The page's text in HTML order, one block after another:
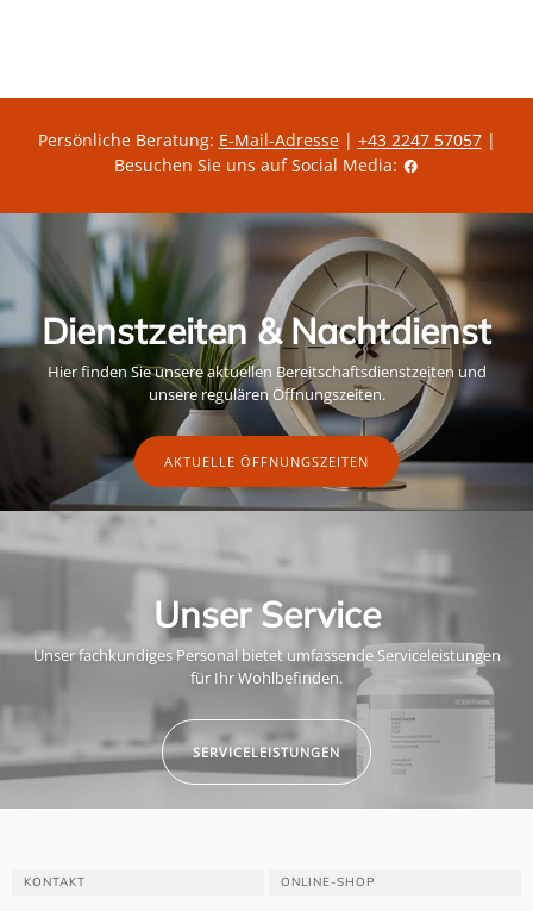
Persönliche Beratung: E-Mail-Adresse| +43 2247 57057|
Besuchen Sie uns auf Social Media:
Dienstzeiten & Nachtdienst
Hier finden Sie unsere aktuellen Bereitschaftsdienstzeiten und
unsere regulären Öffnungszeiten.
AKTUELLE ÖFFNUNGSZEITEN
Unser Service
Unser fachkundiges Personal bietet umfassende Serviceleistungen
für Ihr Wohlbefinden.
SERVICELEISTUNGEN
KONTAKT ONLINE-SHOP